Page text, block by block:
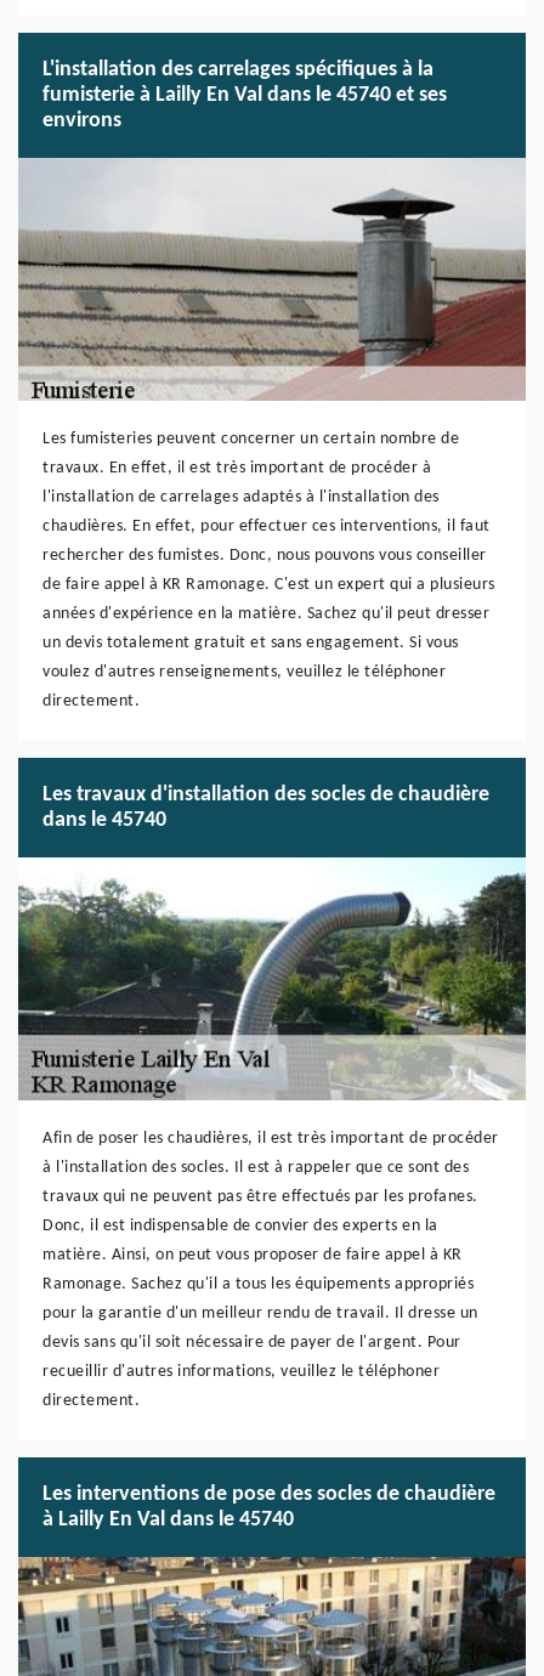
L'installation des carrelages spécifiques à la
fumisterie à Lailly En Val dans le 45740 et ses
environs
Les fumisteries peuvent concerner un certain nombre de
travaux. En effet, il est très important de procéder à
l'installation de carrelages adaptés à l'installation des
chaudières. En effet, pour effectuer ces interventions, il faut
rechercher des fumistes. Donc, nous pouvons vous conseiller
de faire appel à KR Ramonage. C'est un expert qui a plusieurs
années d'expérience en la matière. Sachez qu'il peut dresser
un devis totalement gratuit et sans engagement. Si vous
voulez d'autres renseignements, veuillez le téléphoner
directement.
Les travaux d'installation des socles de chaudière
dans le 45740
Afin de poser les chaudières, il est très important de procéder
à l'installation des socles. Il est à rappeler que ce sont des
travaux qui ne peuvent pas être effectués par les profanes.
Donc, il est indispensable de convier des experts en la
matière. Ainsi, on peut vous proposer de faire appel à KR
Ramonage. Sachez qu'il a tous les équipements appropriés
pour la garantie d'un meilleur rendu de travail. Il dresse un
devis sans qu'il soit nécessaire de payer de l'argent. Pour
recueillir d'autres informations, veuillez le téléphoner
directement.
Les interventions de pose des socles de chaudière
à Lailly En Val dans le 45740